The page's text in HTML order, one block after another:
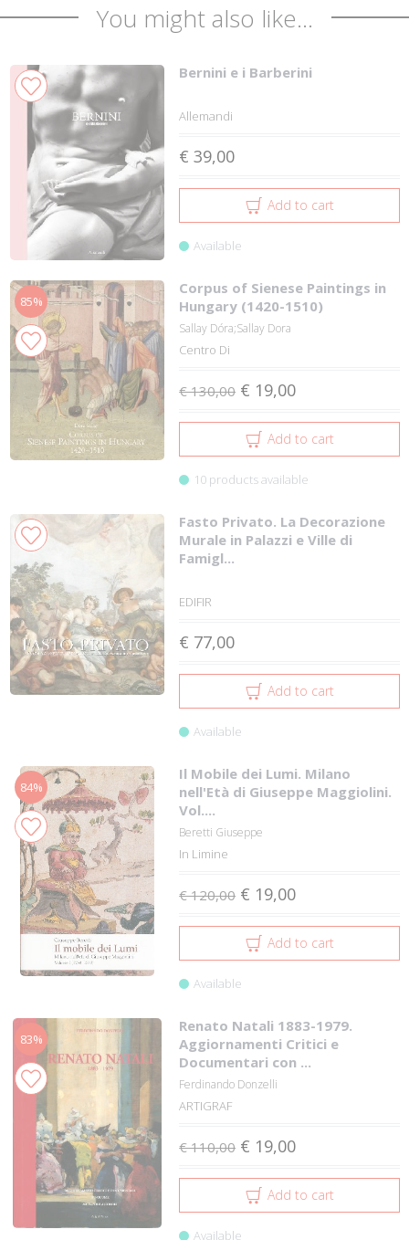
You might also like...
Bernini e i Barberini
Allemandi
€ 39,00
Add to cart
Available
85%
Corpus of Sienese Paintings in
Hungary (1420-1510)
Sallay Dóra;Sallay Dora
Centro Di
€ 130,00 € 19,00
Add to cart
10 products available
Fasto Privato. La Decorazione
Murale in Palazzi e Ville di
Famigl...
EDIFIR
€ 77,00
Add to cart
Available
84%
Il Mobile dei Lumi. Milano
nell'Età di Giuseppe Maggiolini.
Vol....
Beretti Giuseppe
In Limine
€ 120,00 € 19,00
Add to cart
Available
83%
Renato Natali 1883-1979.
Aggiornamenti Critici e
Documentari con ...
Ferdinando Donzelli
ARTIGRAF
€ 110,00 € 19,00
Add to cart
Available